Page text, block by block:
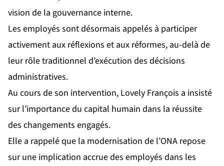
vision de la gouvernance interne.
Les employés sont désormais appelés à participer
activement aux réflexions et aux réformes, au-delà de
leur rôle traditionnel d’exécution des décisions
administratives.
Au cours de son intervention, Lovely François a insisté
sur l’importance du capital humain dans la réussite
des changements engagés.
Elle a rappelé que la modernisation de l’ONA repose
sur une implication accrue des employés dans les